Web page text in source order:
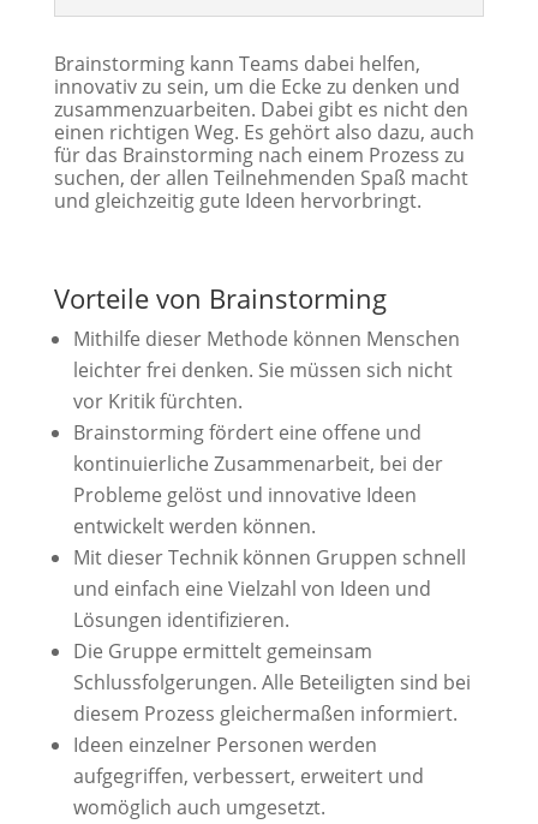
Brainstorming kann Teams dabei helfen,
innovativ zu sein, um die Ecke zu denken und
zusammenzuarbeiten. Dabei gibt es nicht den
einen richtigen Weg. Es gehört also dazu, auch
für das Brainstorming nach einem Prozess zu
suchen, der allen Teilnehmenden Spaß macht
und gleichzeitig gute Ideen hervorbringt.
Vorteile von Brainstorming
Mithilfe dieser Methode können Menschen
leichter frei denken. Sie müssen sich nicht
vor Kritik fürchten.
Brainstorming fördert eine offene und
kontinuierliche Zusammenarbeit, bei der
Probleme gelöst und innovative Ideen
entwickelt werden können.
Mit dieser Technik können Gruppen schnell
und einfach eine Vielzahl von Ideen und
Lösungen identifizieren.
Die Gruppe ermittelt gemeinsam
Schlussfolgerungen. Alle Beteiligten sind bei
diesem Prozess gleichermaßen informiert.
Ideen einzelner Personen werden
aufgegriffen, verbessert, erweitert und
womöglich auch umgesetzt.